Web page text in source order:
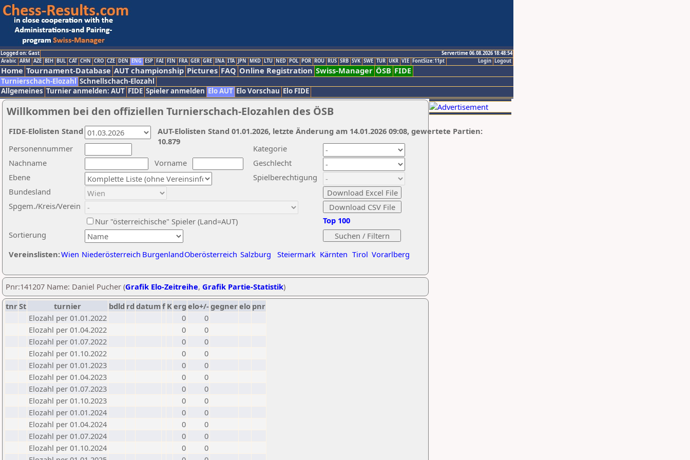
Logged on: Gast
Servertime 06.08.2026 18:48:54
Logout
Login
Arabic ARM AZE BIH BUL CAT CHN CRO CZE DEN ENG ESP FAI FIN FRA GER GRE INA ITA JPN MKD LTU NED POL POR ROU RUS SRB SVK SWE TUR UKR VIE FontSize:11pt
Home Tournament-Database AUT championship Pictures FAQ Online Registration Swiss-Manager ÖSB FIDE
Turnierschach-Elozahl Schnellschach-Elozahl
Allgemeines Turnier anmelden: AUT FIDE Spieler anmelden Elo AUT Elo Vorschau Elo FIDE
Willkommen bei den offiziellen Turnierschach-Elozahlen des ÖSB
Nachname
Vorname
Ebene
Kategorie
Sortierung
Personennummer
Bundesland
Spgem./Kreis/Verein
Geschlecht
Nur "österreichische" Spieler (Land=AUT)
Spielberechtigung
Vereinslisten:Wien Niederösterreich BurgenlandOberösterreich Salzburg Steiermark Kärnten Tirol Vorarlberg
Top 100
AUT-Elolisten Stand 01.01.2026, letzte Änderung am 14.01.2026 09:08, gewertete Partien:
10.879
FIDE-Elolisten Stand
Pnr:141207 Name: Daniel Pucher (Grafik Elo-Zeitreihe, Grafik Partie-Statistik)
tnrSt turnier bdld rd datumf Kerg elo+/-gegnerelo pnr
Elozahl per 01.01.2022
0
0
Elozahl per 01.04.2022
0
0
Elozahl per 01.07.2022
0
0
Elozahl per 01.10.2022
0
0
Elozahl per 01.01.2023
0
0
Elozahl per 01.04.2023
0
0
Elozahl per 01.07.2023
0
0
Elozahl per 01.10.2023
0
0
Elozahl per 01.01.2024
0
0
Elozahl per 01.04.2024
0
0
Elozahl per 01.07.2024
0
0
Elozahl per 01.10.2024
0
0